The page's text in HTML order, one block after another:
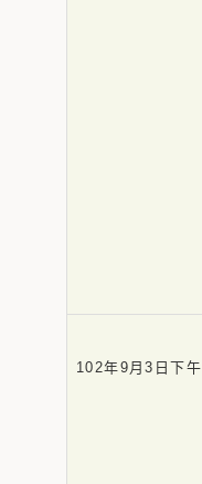
102年9月3日下午